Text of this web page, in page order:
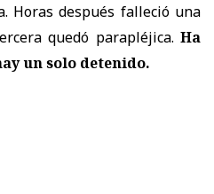
Horas después falleció una
quedó parapléjica. Ha
un solo detenido.